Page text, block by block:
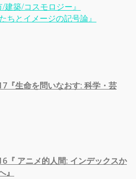
築/コスモロジー』
ちとイメージの記号論』
『生命を問いなおす: 科学・芸
『 アニメ的人間: インデックスか
』